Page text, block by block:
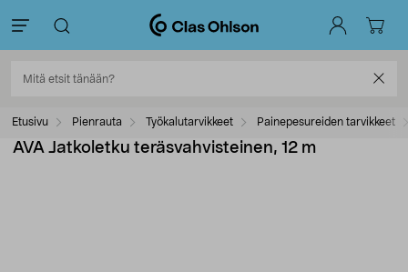
Etusivu Pienrauta Työkalutarvikkeet Painepesureiden tarvikkeet
AVA Jatkoletku teräsvahvisteinen, 12 m